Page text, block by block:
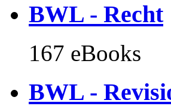
BWL - Recht
167 eBooks
BWL -